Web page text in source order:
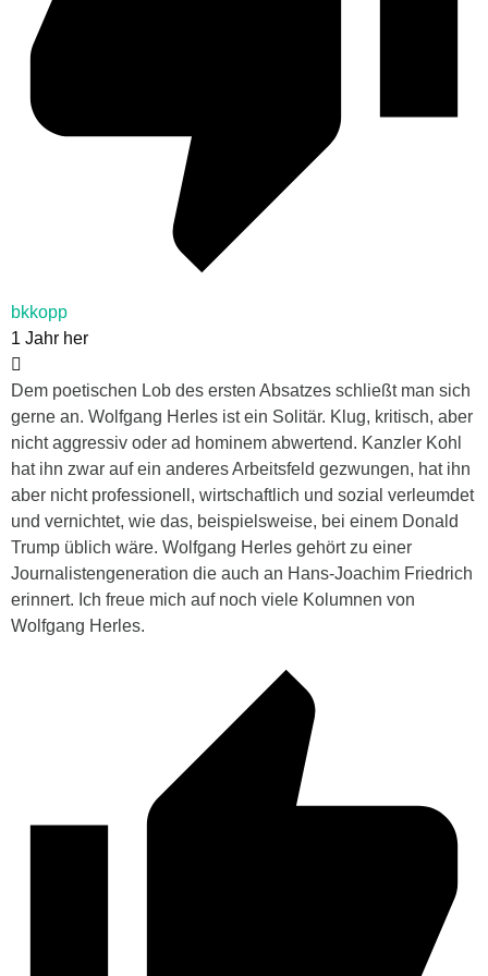
bkkopp
1 Jahr her
Dem poetischen Lob des ersten Absatzes schließt man sich
gerne an. Wolfgang Herles ist ein Solitär. Klug, kritisch, aber
nicht aggressiv oder ad hominem abwertend. Kanzler Kohl
hat ihn zwar auf ein anderes Arbeitsfeld gezwungen, hat ihn
aber nicht professionell, wirtschaftlich und sozial verleumdet
und vernichtet, wie das, beispielsweise, bei einem Donald
Trump üblich wäre. Wolfgang Herles gehört zu einer
Journalistengeneration die auch an Hans-Joachim Friedrich
erinnert. Ich freue mich auf noch viele Kolumnen von
Wolfgang Herles.